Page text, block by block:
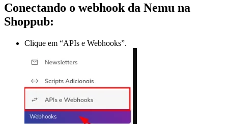
Conectando o webhook da Nemu na
Shoppub:
Clique em “APIs e Webhooks”.